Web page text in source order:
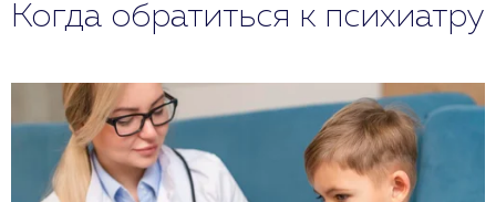
Когда обратиться к психиатру